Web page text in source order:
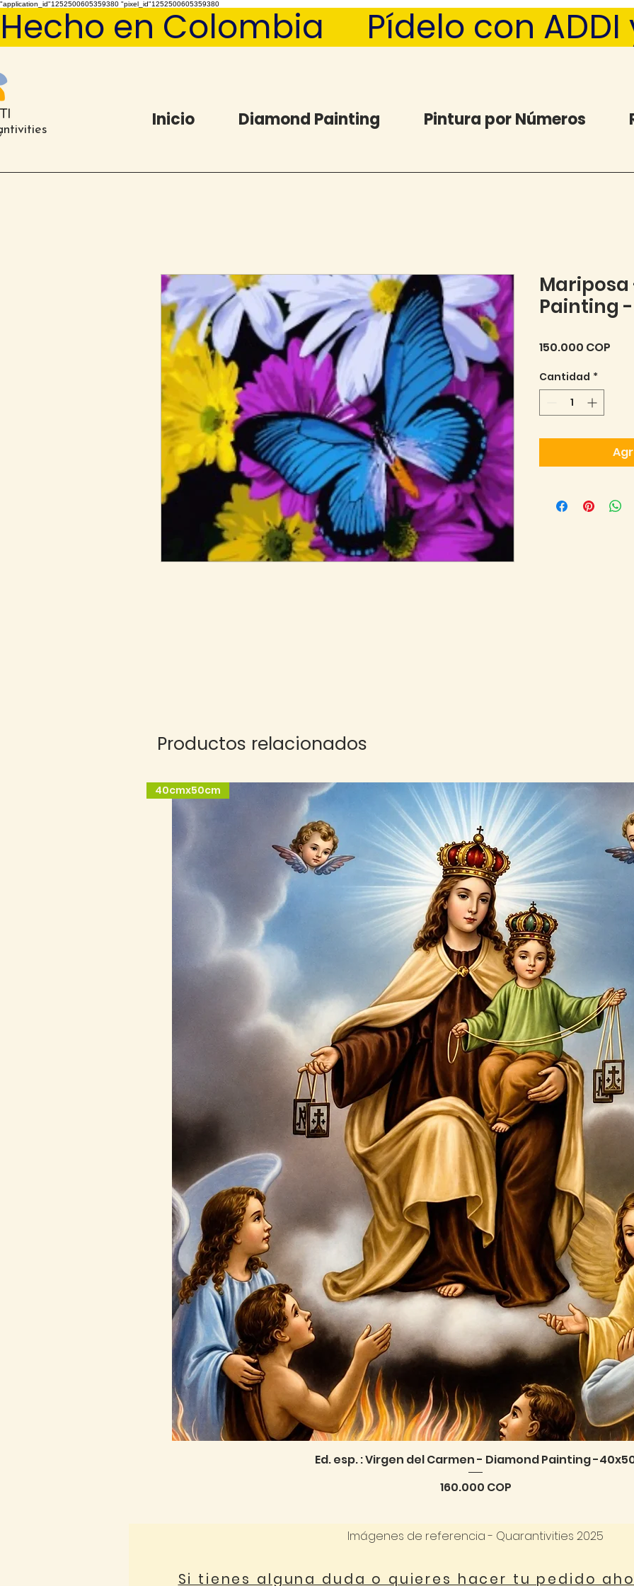
"application_id"1252500605359380 "pixel_id"1252500605359380
Hecho en Colombia     Pídelo con
Inicio Diamond Painting Pintura por Números
Painting
150.000 COP
Cantidad *
Productos relacionados
Vista rápida
40cmx50cm
Ed. esp. : Virgen del Carmen - Diamond Painting -
Precio
160.000 COP
Imágenes de referencia - Quarantivities 2025
Si tienes alguna duda o quieres hacer tu pedido